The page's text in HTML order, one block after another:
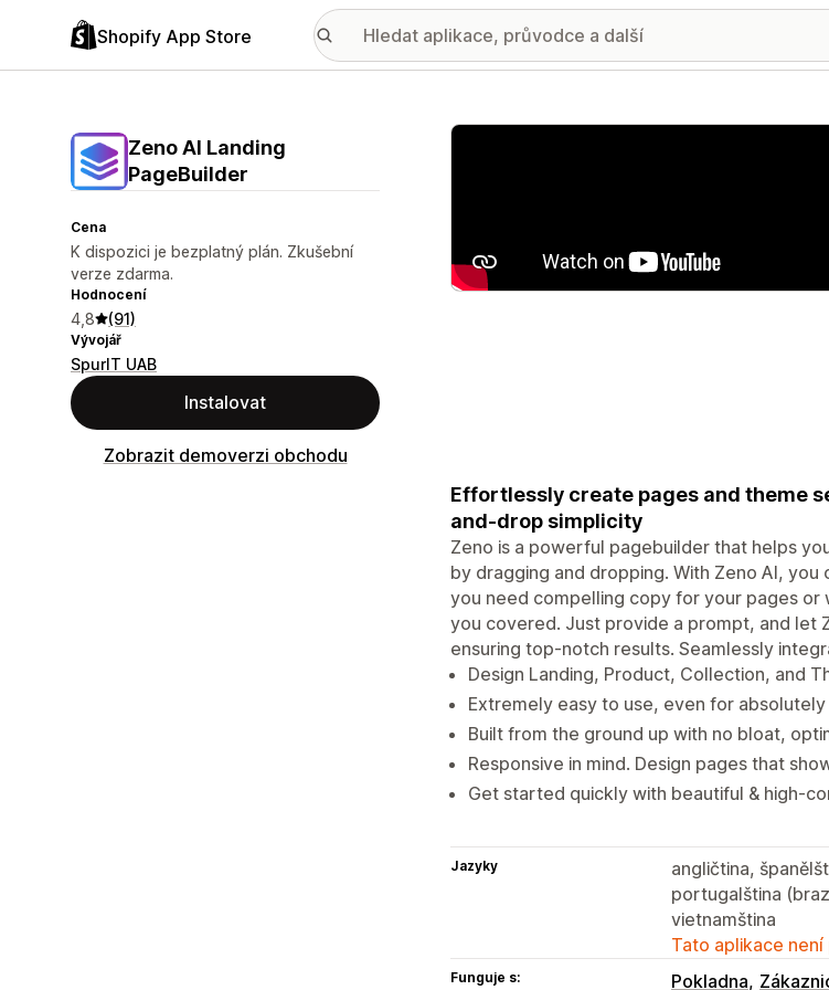
Shopify App Store
Zeno AI Landing
PageBuilder
Cena
K dispozici je bezplatný plán. Zkušební
verze zdarma.
Hodnocení
4,8 (91)
Vývojář
SpurIT UAB
Instalovat
Zobrazit demoverzi obchodu
Galerie propagovaných obrázků
Effortlessly create pages and theme
and-drop simplicity
Zeno is a powerful pagebuilder that helps
by dragging and dropping. With Zeno AI,
you need compelling copy for your pages or
you covered. Just provide a prompt, and let
ensuring top-notch results. Seamlessly
Design Landing, Product, Collection, and
Extremely easy to use, even for
Built from the ground up with no bloat,
Responsive in mind. Design pages that
Get started quickly with beautiful & high-
Jazyky
angličtina,
portugalština
vietnamština
Tato aplikace
Funguje s: Pokladna